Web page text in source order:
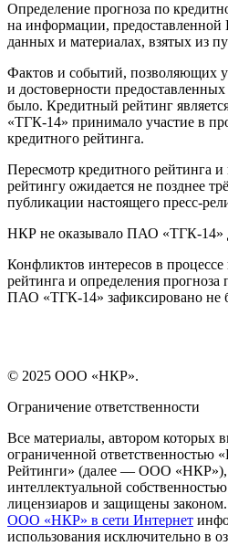
Определение прогноза по
на информации,
данных и материалах, взятых из
Фактов и событий, позволяющих
и достоверности
было. Кредитный рейтинг
«ТГК-14» принимало участие в
кредитного рейтинга.
Пересмотр кредитного рейтинга
рейтингу ожидается не позднее
публикации настоящего пресс-
НКР не оказывало ПАО «ТГК-14»
Конфликтов интересов в
рейтинга и определения
ПАО «ТГК-14» зафиксировано не
© 2025 ООО «НКР».
Ограничение ответственности
Все материалы, автором которых
ограниченной ответственностью
Рейтинги» (далее — ООО «НКР»),
интеллектуальной
лицензиаров и защищены
ООО «НКР» в сети Интернет
использования исключительно в